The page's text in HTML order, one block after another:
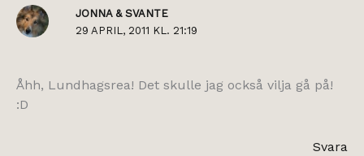
JONNA & SVANTE
29 APRIL, 2011 KL. 21:19
Åhh, Lundhagsrea! Det skulle jag också vilja gå på!
:D
Svara